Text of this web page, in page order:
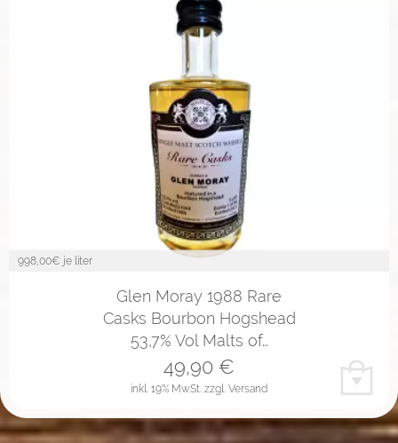
998,00€ je liter
Glen Moray 1988 Rare
Casks Bourbon Hogshead
53,7% Vol Malts of…
inkl. 19% MwSt. zzgl. Versand
49,90 €